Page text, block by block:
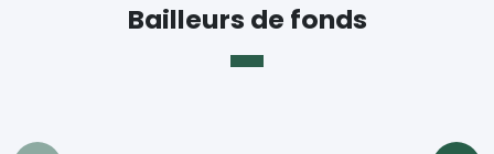
Bailleurs de fonds